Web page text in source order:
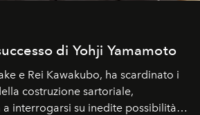
di Yohji Yamamoto
e Rei Kawakubo, ha scardinato i
costruzione sartoriale,
interrogarsi su inedite possibilità